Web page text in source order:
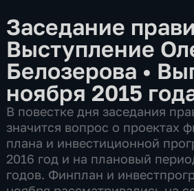
Заседание
Выступление
Белозерова •
ноября 2015
В повестке дня заседания
значится вопрос о проектах
плана и инвестиционной
2016 год и на плановый
годов. Финплан и